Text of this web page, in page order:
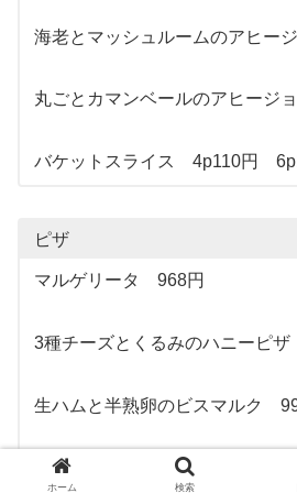
海老とマッシュルームのアヒー
丸ごとカマンベールのアヒージ
バケットスライス 4p110円
ピザ
マルゲリータ 968円
3種チーズとくるみのハニーピ
生ハムと半熟卵のビスマルク
ペスカトーレ 1320円
ホーム 検索